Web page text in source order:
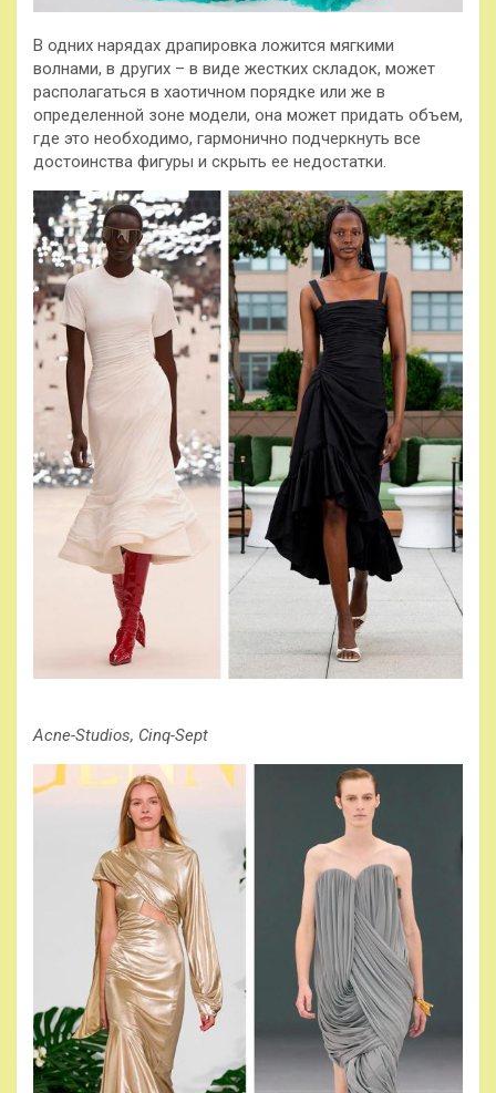
В одних нарядах драпировка ложится мягкими
волнами, в других – в виде жестких складок, может
располагаться в хаотичном порядке или же в
определенной зоне модели, она может придать объем,
где это необходимо, гармонично подчеркнуть все
достоинства фигуры и скрыть ее недостатки.
Acne-Studios, Cinq-Sept